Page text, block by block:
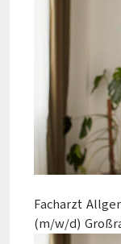
Facharzt
(m/w/d)